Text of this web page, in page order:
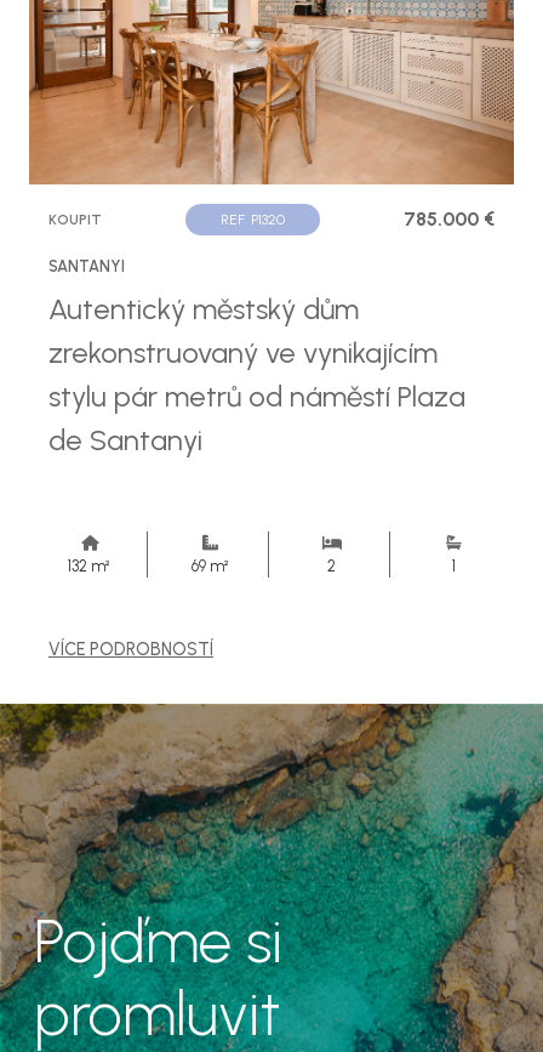
KOUPIT REF. P1320 785.000 €
SANTANYI
Autentický městský dům
zrekonstruovaný ve vynikajícím
stylu pár metrů od náměstí Plaza
de Santanyi
132 m² 69 m² 2 1
VÍCE PODROBNOSTÍ
Pojďme si
promluvit